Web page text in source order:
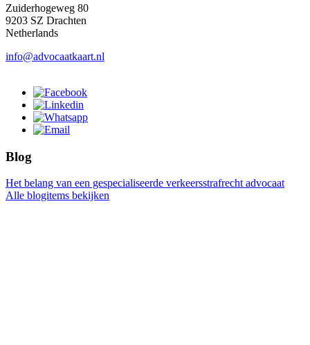
Zuiderhogeweg 80
9203 SZ Drachten
Netherlands
info@advocaatkaart.nl
Blog
Het belang van een gespecialiseerde verkeersstrafrecht advocaat
Alle blogitems bekijken